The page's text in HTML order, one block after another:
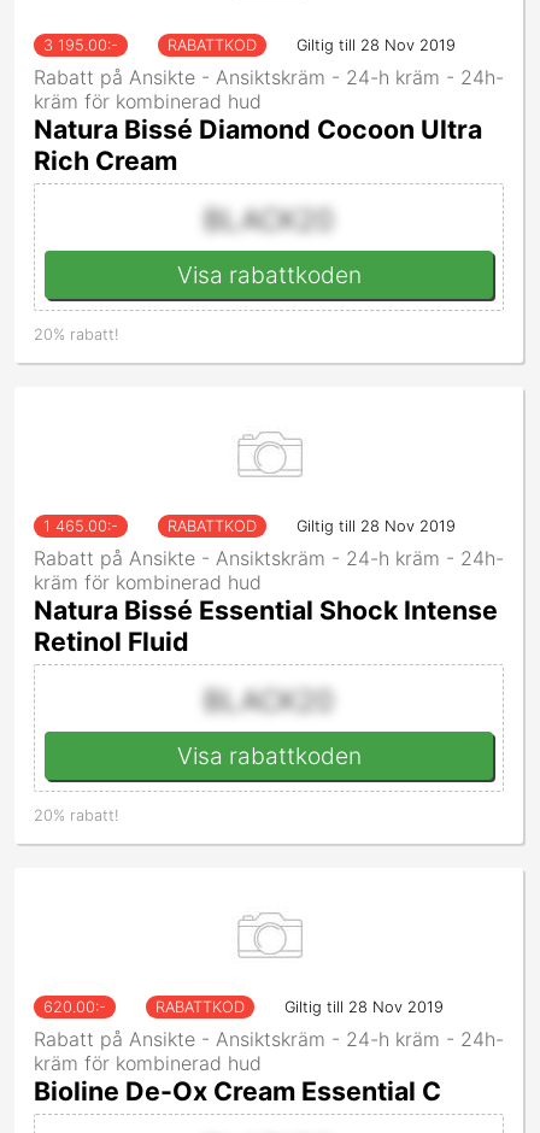
3 195.00:- RABATTKOD Giltig till 28 Nov 2019
Rabatt på Ansikte - Ansiktskräm - 24-h kräm - 24h-
kräm för kombinerad hud
Natura Bissé Diamond Cocoon Ultra
Rich Cream
BLACK20
Visa rabattkoden
20% rabatt!
1 465.00:- RABATTKOD Giltig till 28 Nov 2019
Rabatt på Ansikte - Ansiktskräm - 24-h kräm - 24h-
kräm för kombinerad hud
Natura Bissé Essential Shock Intense
Retinol Fluid
BLACK20
Visa rabattkoden
20% rabatt!
620.00:- RABATTKOD Giltig till 28 Nov 2019
Rabatt på Ansikte - Ansiktskräm - 24-h kräm - 24h-
kräm för kombinerad hud
Bioline De-Ox Cream Essential C